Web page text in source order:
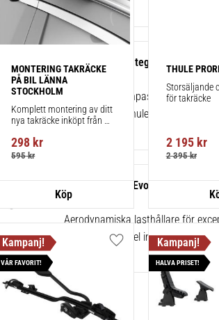
1 st
Thule Kitsats integrerad reling/
pack – 186028
Fordonsunikt anpassningskit för
takräcke från Thule.
Thule WingBar Evo Black 127 cm
711320
Aerodynamiska lasthållare för
körning och enkel installation av
MONTERING TAKRÄCKE
PÅ BIL LÄNNA
STOCKHOLM
Komplett montering av ditt
nya takräcke inköpt från
montering på din bil.
298 kr
595kr
THULE
Storsäljande
för takräcke
2 195kr
2 395kr
VÅR FAVORIT!
Lägg till i favoriter
HALVA PRISET!